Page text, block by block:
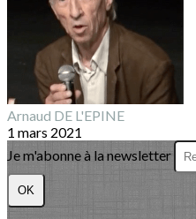
Arnaud DE L'EPINE
1 mars 2021
Je m'abonne à la newsletter
OK